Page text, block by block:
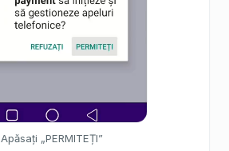
Apăsați „PERMITEȚI”